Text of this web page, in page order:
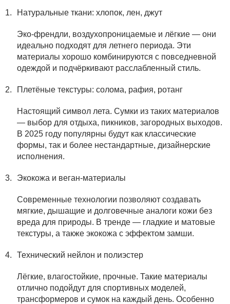
Натуральные ткани: хлопок, лен, джут
Эко-френдли, воздухопроницаемые и лёгкие — они
идеально подходят для летнего периода. Эти
материалы хорошо комбинируются с повседневной
одеждой и подчёркивают расслабленный стиль.
Плетёные текстуры: солома, рафия, ротанг
Настоящий символ лета. Сумки из таких материалов
— выбор для отдыха, пикников, загородных выходов.
В 2025 году популярны будут как классические
формы, так и более нестандартные, дизайнерские
исполнения.
Экокожа и веган-материалы
Современные технологии позволяют создавать
мягкие, дышащие и долговечные аналоги кожи без
вреда для природы. В тренде — гладкие и матовые
текстуры, а также экокожа с эффектом замши.
Технический нейлон и полиэстер
Лёгкие, влагостойкие, прочные. Такие материалы
отлично подойдут для спортивных моделей,
трансформеров и сумок на каждый день. Особенно